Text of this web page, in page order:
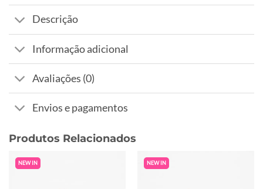
Descrição
Informação adicional
Avaliações (0)
Envios e pagamentos
Produtos Relacionados
NEW IN NEW IN